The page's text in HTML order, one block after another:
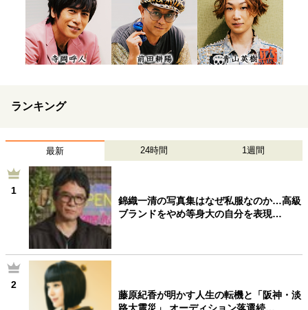
ランキング
最新 24時間 1週間
1
錦織一清の写真集はなぜ私服なのか…高級
ブランドをやめ等身大の自分を表現…
2
藤原紀香が明かす人生の転機と「阪神・淡